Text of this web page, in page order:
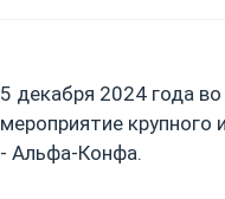
5 декабря 2024 года
мероприятие крупного
- Альфа-Конфа.